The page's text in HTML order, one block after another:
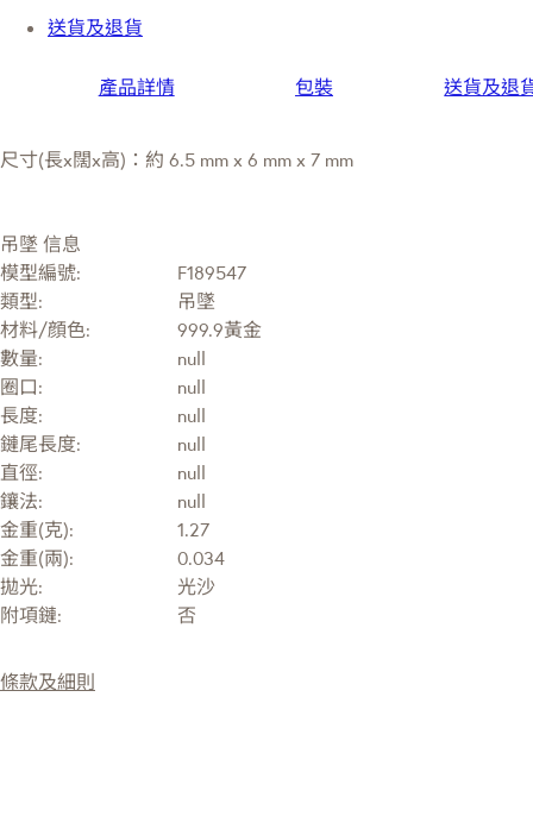
送貨及退貨
產品詳情 包裝 送貨及退
尺寸(長x闊x高)：約 6.5 mm x 6 mm x 7 mm
吊墜 信息
模型編號:
F189547
類型:
吊墜
材料/顔色:
999.9黃金
數量:
null
圈口:
null
長度:
null
鏈尾長度:
null
直徑:
null
鑲法:
null
金重(克):
1.27
金重(兩):
0.034
拋光:
光沙
附項鏈:
否
條款及細則